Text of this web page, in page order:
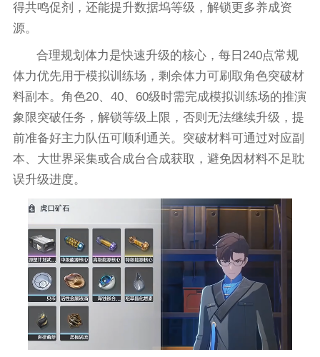
得共鸣促剂，还能提升数据坞等级，解锁更多养成资
源。
合理规划体力是快速升级的核心，每日240点常规
体力优先用于模拟训练场，剩余体力可刷取角色突破材
料副本。角色20、40、60级时需完成模拟训练场的推演
象限突破任务，解锁等级上限，否则无法继续升级，提
前准备好主力队伍可顺利通关。突破材料可通过对应副
本、大世界采集或合成台合成获取，避免因材料不足耽
误升级进度。